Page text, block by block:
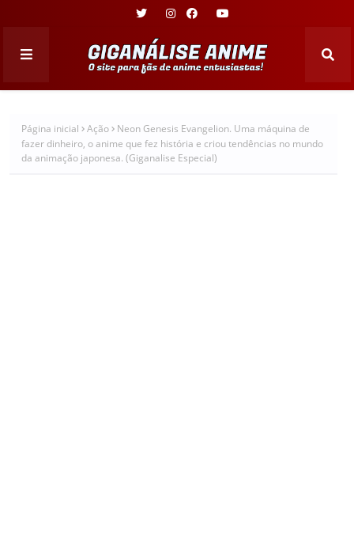
Página inicial Ação
Neon Genesis Evangelion. Uma máquina de
fazer dinheiro, o anime que fez história e criou tendências no mundo
da animação japonesa. (Giganalise Especial)